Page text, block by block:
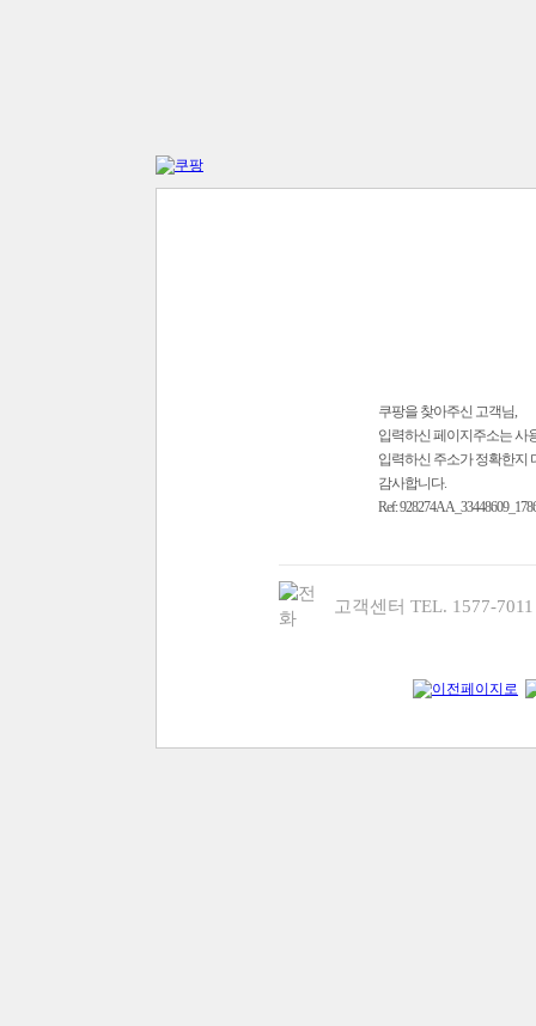
쿠팡을 찾아주신 고객님,
입력하신 페이지주소는 사
입력하신 주소가 정확한지
감사합니다.
Ref:
고객센터 TEL. 1577-